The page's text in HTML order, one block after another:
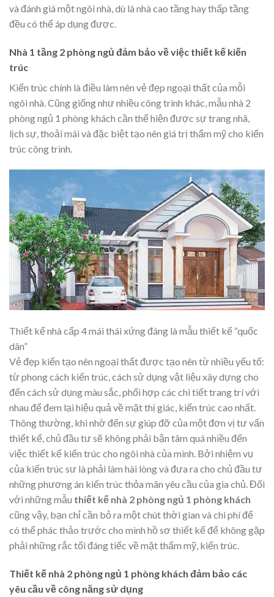
và đánh giá một ngôi nhà, dù là nhà cao tầng hay thấp tầng
đều có thể áp dụng được.
Nhà 1 tầng 2 phòng ngủ đảm bảo về việc thiết kế kiến
trúc
Kiến trúc chính là điều làm nên vẻ đẹp ngoại thất của mỗi
ngôi nhà. Cũng giống như nhiều công trình khác, mẫu nhà 2
phòng ngủ 1 phòng khách cần thể hiện được sự trang nhã,
lịch sự, thoải mái và đặc biệt tạo nên giá trị thẩm mỹ cho kiến
trúc công trình.
Thiết kế nhà cấp 4 mái thái xứng đáng là mẫu thiết kế “quốc
dân”
Vẻ đẹp kiến tạo nên ngoại thất được tạo nên từ nhiều yếu tố:
từ phong cách kiến trúc, cách sử dụng vật liệu xây dựng cho
đến cách sử dụng màu sắc, phối hợp các chi tiết trang trí với
nhau để đem lại hiệu quả về mặt thị giác, kiến trúc cao nhất.
Thông thường, khi nhờ đến sự giúp đỡ của một đơn vị tư vấn
thiết kế, chủ đầu tư sẽ không phải bận tâm quá nhiều đến
việc thiết kế kiến trúc cho ngôi nhà của mình. Bởi nhiệm vụ
của kiến trúc sư là phải làm hài lòng và đưa ra cho chủ đầu tư
những phương án kiến trúc thỏa mãn yêu cầu của gia chủ. Đối
với những mẫu thiết kế nhà 2 phòng ngủ 1 phòng khách
cũng vậy, bạn chỉ cần bỏ ra một chút thời gian và chi phí để
có thể phác thảo trước cho mình hồ sơ thiết kế để không gặp
phải những rắc tối đáng tiếc về mặt thẩm mỹ, kiến trúc.
Thiết kế nhà 2 phòng ngủ 1 phòng khách đảm bảo các
yêu cầu về công năng sử dụng